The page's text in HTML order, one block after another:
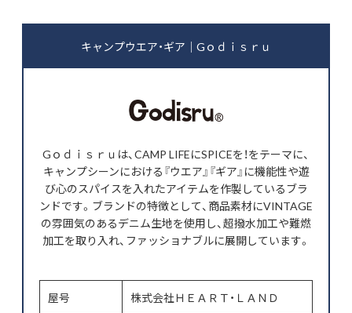
キャンプウエア・ギア｜Gｏｄｉｓｒｕ
Gｏｄｉｓｒｕは、CAMP LIFEにSPICEを！をテーマに、
キャンプシーンにおける『ウエア』『ギア』に機能性や遊
び心のスパイスを入れたアイテムを作製しているブラ
ンドです。ブランドの特徴として、商品素材にVINTAGE
の雰囲気のあるデニム生地を使用し、超撥水加工や難燃
加工を取り入れ、ファッショナブルに展開しています。
屋号 株式会社ＨＥＡＲＴ・ＬＡＮＤ